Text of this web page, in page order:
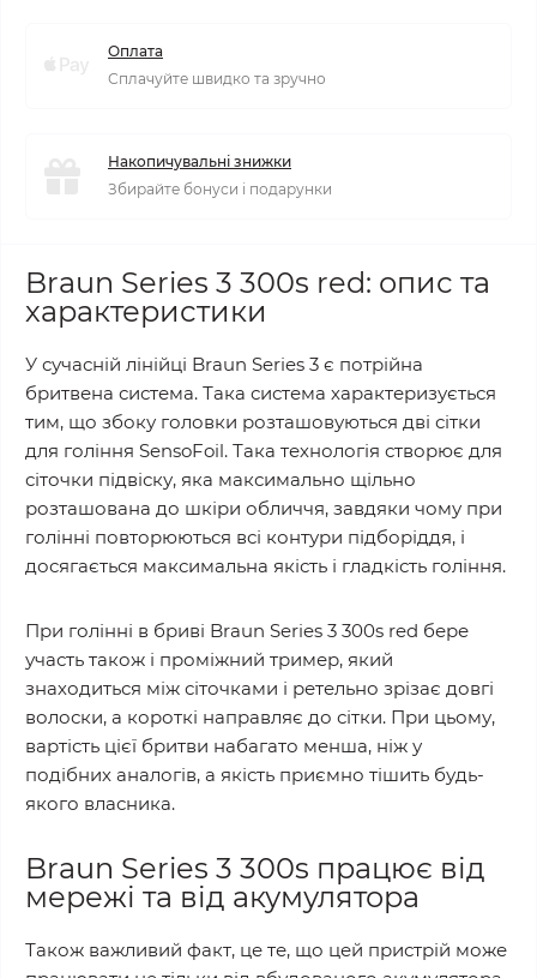
Оплата
Сплачуйте швидко та зручно
Накопичувальні знижки
Збирайте бонуси і подарунки
Braun Series 3 300s red: опис та
характеристики
У сучасній лінійці Braun Series 3 є потрійна
бритвена система. Така система характеризується
тим, що збоку головки розташовуються дві сітки
для гоління SensoFoil. Така технологія створює для
сіточки підвіску, яка максимально щільно
розташована до шкіри обличчя, завдяки чому при
голінні повторюються всі контури підборіддя, і
досягається максимальна якість і гладкість гоління.
При голінні в бриві Braun Series 3 300s red бере
участь також і проміжний тример, який
знаходиться між сіточками і ретельно зрізає довгі
волоски, а короткі направляє до сітки. При цьому,
вартість цієї бритви набагато менша, ніж у
подібних аналогів, а якість приємно тішить будь-
якого власника.
Braun Series 3 300s працює від
мережі та від акумулятора
Також важливий факт, це те, що цей пристрій може